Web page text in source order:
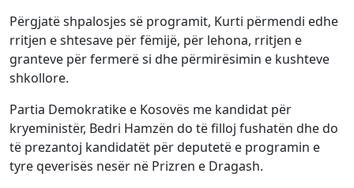
Përgjatë shpalosjes së programit, Kurti përmendi edhe
rritjen e shtesave për fëmijë, për lehona, rritjen e
granteve për fermerë si dhe përmirësimin e kushteve
shkollore.
Partia Demokratike e Kosovës me kandidat për
kryeministër, Bedri Hamzën do të filloj fushatën dhe do
të prezantoj kandidatët për deputetë e programin e
tyre qeverisës nesër në Prizren e Dragash.